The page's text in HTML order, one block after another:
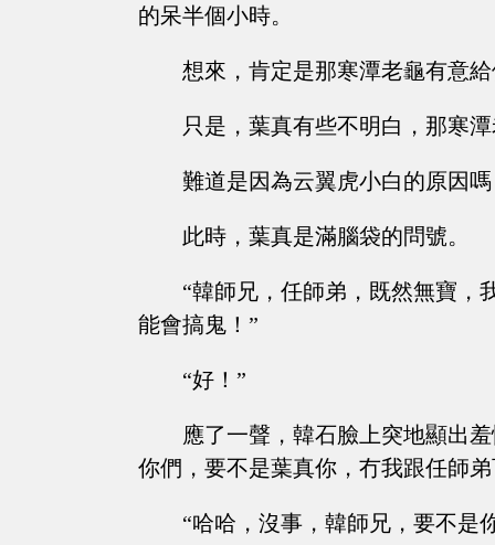
的呆半個小時。
想來，肯定是那寒潭老龜有意
只是，葉真有些不明白，那寒
難道是因為云翼虎小白的原因
此時，葉真是滿腦袋的問號。
“韓師兄，任師弟，既然無寶，
能會搞鬼！”
“好！”
應了一聲，韓石臉上突地顯出
你們，要不是葉真你，冇我跟任師
“哈哈，沒事，韓師兄，要不是